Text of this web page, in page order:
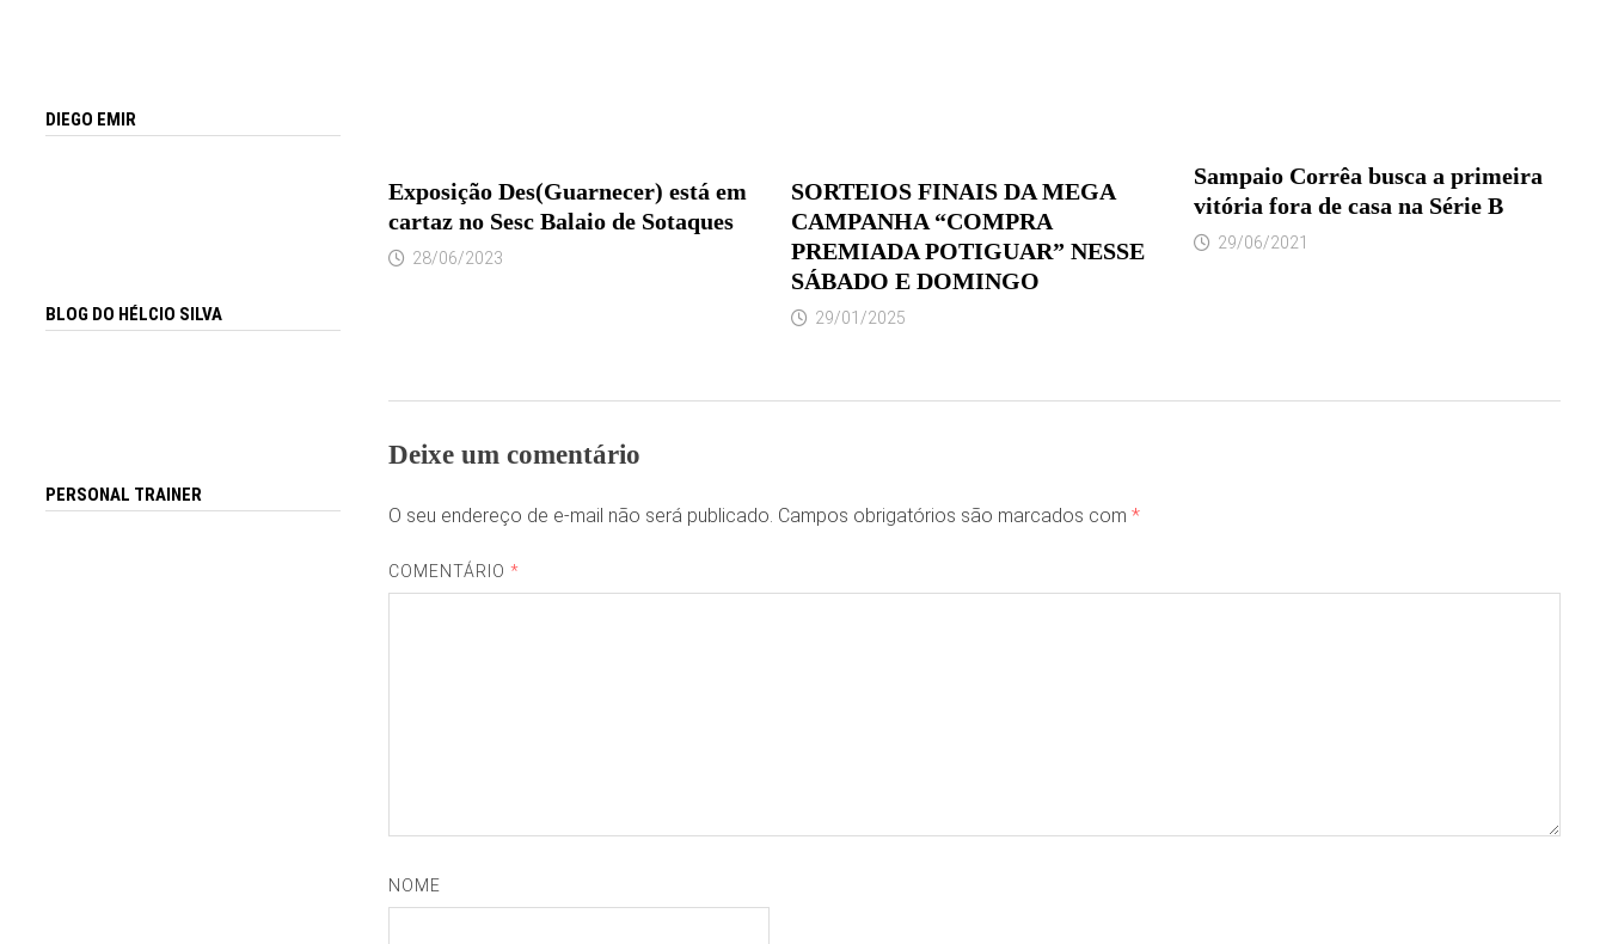
Exposição Des(Guarnecer) está em
cartaz no Sesc Balaio de Sotaques
28/06/2023
SORTEIOS FINAIS DA MEGA
CAMPANHA “COMPRA
PREMIADA POTIGUAR” NESSE
SÁBADO E DOMINGO
29/01/2025
Sampaio Corrêa busca a primeira
vitória fora de casa na Série B
29/06/2021
Deixe um comentário
O seu endereço de e-mail não será publicado. Campos obrigatórios são marcados com *
COMENTÁRIO*
NOME
DIEGO EMIR
BLOG DO HÉLCIO SILVA
PERSONAL TRAINER